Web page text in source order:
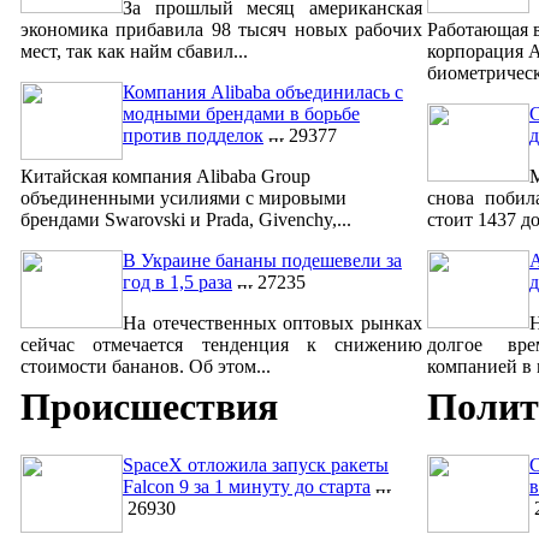
За прошлый месяц американская
экономика прибавила 98 тысяч новых рабочих
мест, так как найм сбавил...
Компания Alibaba объединилась с
модными брендами в борьбе
против подделок
29377
Китайская компания Alibaba Group
объединенными усилиями с мировыми
брендами Swarovski и Prada, Givenchy,...
В Украине бананы подешевели за
год в 1,5 раза
27235
На отечественных оптовых рынках
сейчас отмечается тенденция к снижению
стоимости бананов. Об этом...
Работающая
корпорация
снова
стоит 1437
долгое
компанией в
Происшествия
SpaceX отложила запуск ракеты
Falcon 9 за 1 минуту до старта
26930